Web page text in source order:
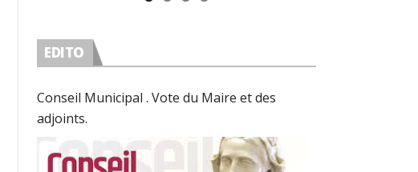
EDITO
Conseil Municipal . Vote du Maire et des
adjoints.